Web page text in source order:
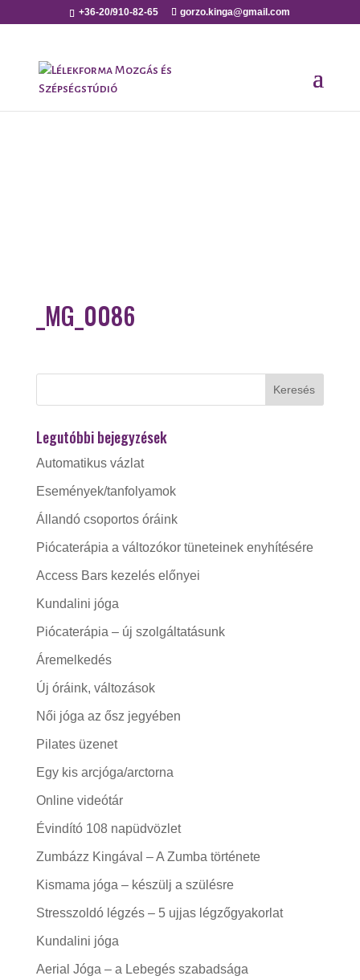
+36-20/910-82-65 gorzo.kinga@gmail.com
_MG_0086
Legutóbbi bejegyzések
Automatikus vázlat
Események/tanfolyamok
Állandó csoportos óráink
Piócaterápia a változókor tüneteinek enyhítésére
Access Bars kezelés előnyei
Kundalini jóga
Piócaterápia – új szolgáltatásunk
Áremelkedés
Új óráink, változások
Női jóga az ősz jegyében
Pilates üzenet
Egy kis arcjóga/arctorna
Online videótár
Évindító 108 napüdvözlet
Zumbázz Kingával – A Zumba története
Kismama jóga – készülj a szülésre
Stresszoldó légzés – 5 ujjas légzőgyakorlat
Kundalini jóga
Aerial Jóga – a Lebegés szabadsága